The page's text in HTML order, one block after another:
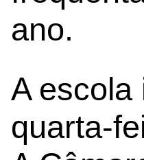
ano.
A escola
quarta-